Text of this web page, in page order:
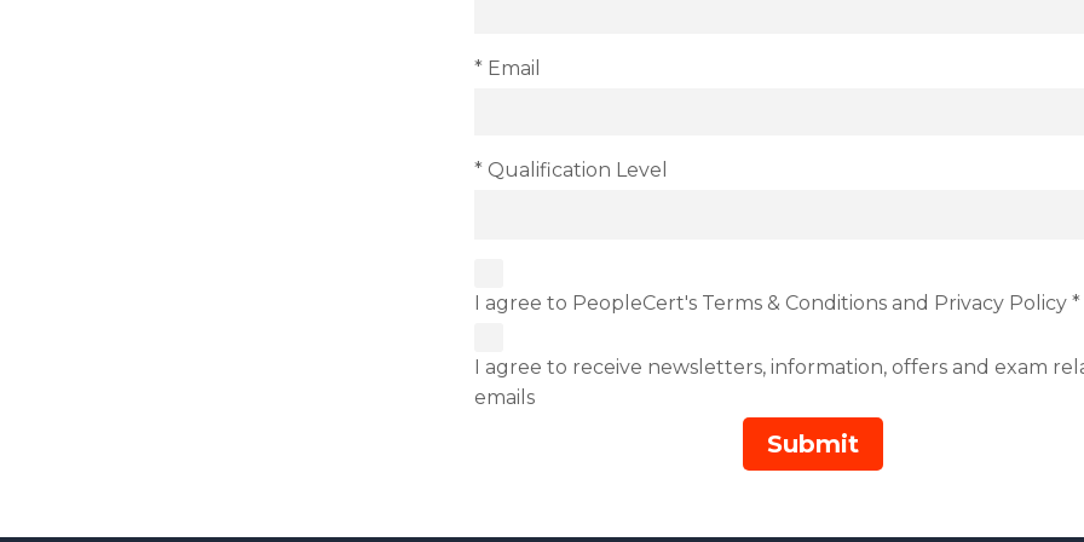
* Email
* Qualification Level
I agree to PeopleCert's Terms & Conditions and Privacy Policy *
I agree to receive newsletters, information, offers and exam
emails